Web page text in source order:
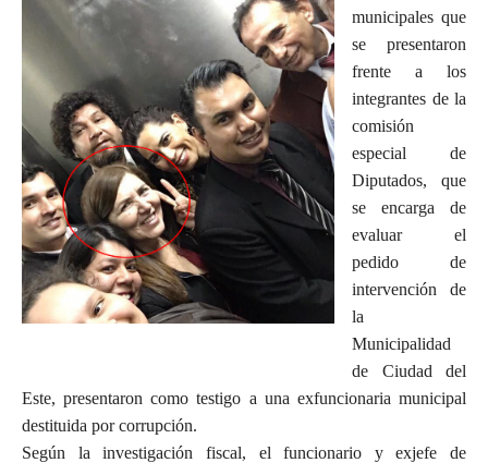
municipales que
se presentaron
frente a los
integrantes de la
comisión
especial de
Diputados, que
se encarga de
evaluar el
pedido de
intervención de
la
Municipalidad
de Ciudad del
Este, presentaron como testigo a una exfuncionaria municipal
destituida por corrupción.
Según la investigación fiscal, el funcionario y exjefe de